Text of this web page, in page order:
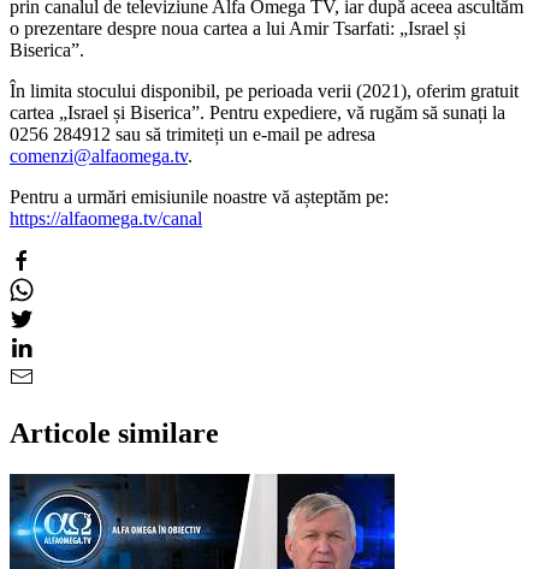
prin canalul de televiziune Alfa Omega TV, iar după aceea ascultăm
o prezentare despre noua cartea a lui Amir Tsarfati: „Israel și
Biserica”.
În limita stocului disponibil, pe perioada verii (2021), oferim gratuit
cartea „Israel și Biserica”. Pentru expediere, vă rugăm să sunați la
0256 284912 sau să trimiteți un e-mail pe adresa
comenzi@alfaomega.tv.
Pentru a urmări emisiunile noastre vă așteptăm pe:
https://alfaomega.tv/canal
Articole similare